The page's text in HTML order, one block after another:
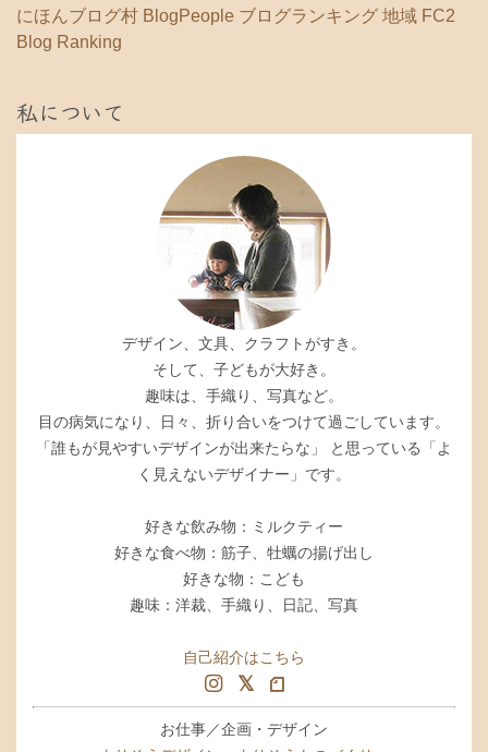
にほんブログ村 BlogPeople ブログランキング 地域 FC2
Blog Ranking
私について
デザイン、文具、クラフトがすき。
そして、子どもが大好き。
趣味は、手織り、写真など。
目の病気になり、日々、折り合いをつけて過ごしています。
「誰もが見やすいデザインが出来たらな」 と思っている「よ
く見えないデザイナー」です。
好きな飲み物：ミルクティー
好きな食べ物：筋子、牡蠣の揚げ出し
好きな物：こども
趣味：洋裁、手織り、日記、写真
自己紹介はこちら
お仕事／企画・デザイン